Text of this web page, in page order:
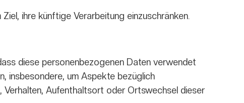
ihre künftige Verarbeitung einzuschränken.
diese personenbezogenen Daten verwendet
insbesondere, um Aspekte bezüglich
Aufenthaltsort oder Ortswechsel dieser